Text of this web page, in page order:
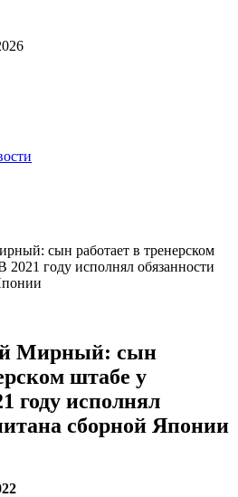
сын работает в тренерском
году исполнял обязанности
Мирный: сын
штабе у
году исполнял
сборной Японии